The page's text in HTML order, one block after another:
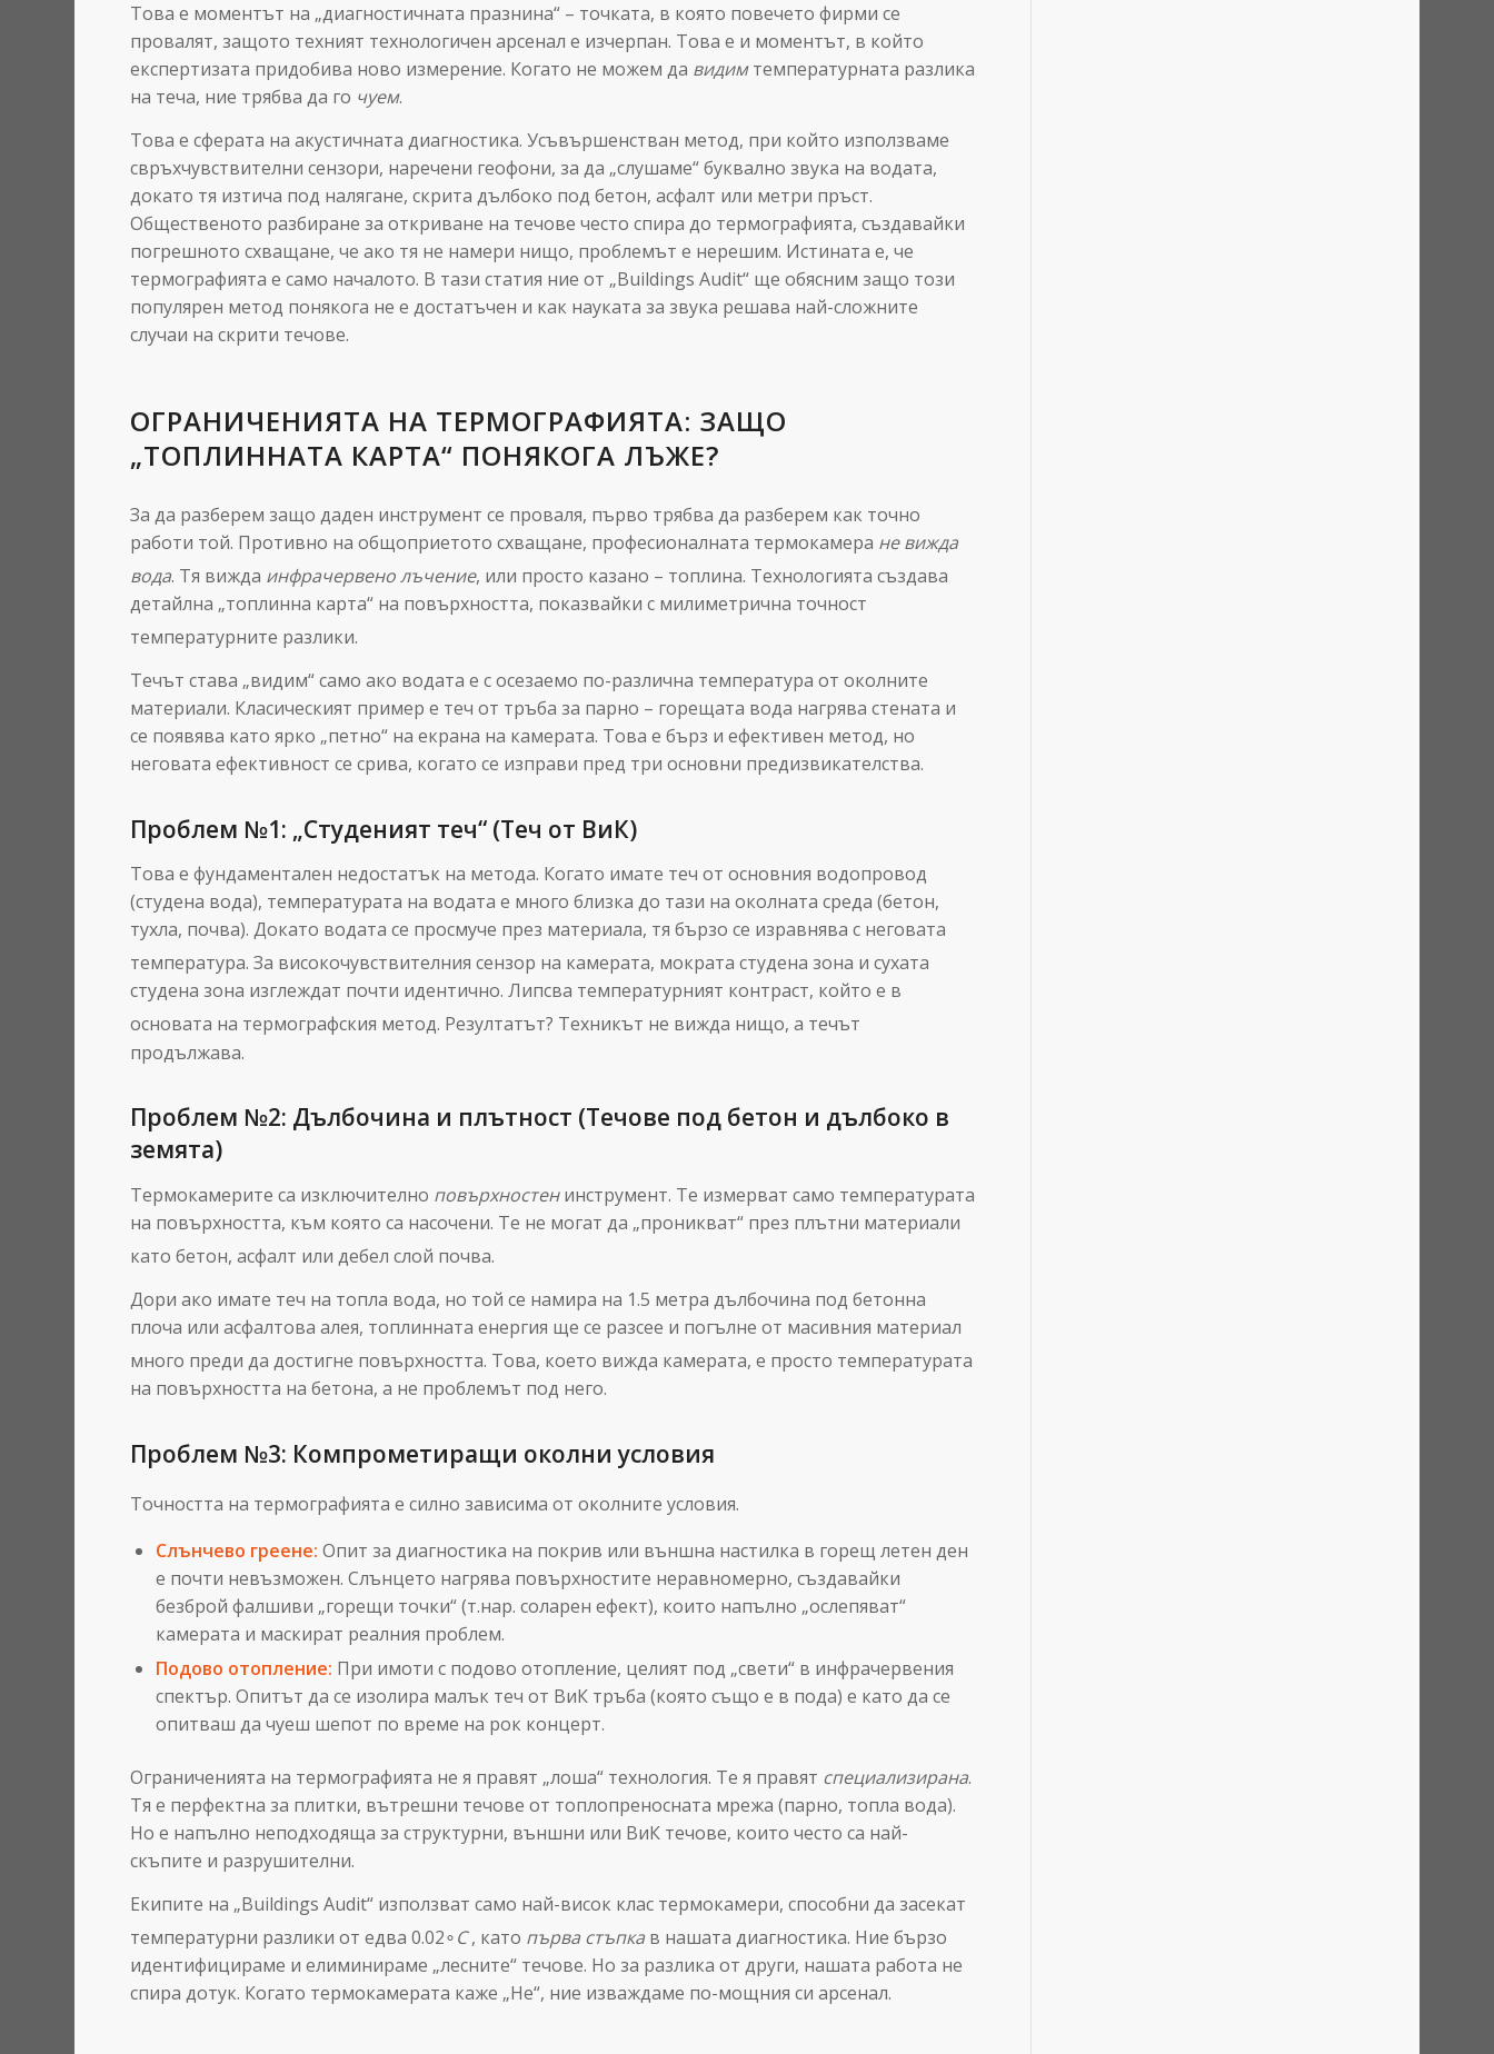
Това е моментът на „диагностичната празнина“ – точката, в която повечето фирми се
провалят, защото техният технологичен арсенал е изчерпан. Това е и моментът, в който
експертизата придобива ново измерение. Когато не можем да видимтемпературната разлика
на теча, ние трябва да го чуем.
Това е сферата на акустичната диагностика. Усъвършенстван метод, при който използваме
свръхчувствителни сензори, наречени геофони, за да „слушаме“ буквално звука на водата,
докато тя изтича под налягане, скрита дълбоко под бетон, асфалт или метри пръст.
Общественото разбиране за откриване на течове често спира до термографията, създавайки
погрешното схващане, че ако тя не намери нищо, проблемът е нерешим. Истината е, че
термографията е само началото. В тази статия ние от „Buildings Audit“ ще обясним защо този
популярен метод понякога не е достатъчен и как науката за звука решава най-сложните
случаи на скрити течове.
ОГРАНИЧЕНИЯТА НА ТЕРМОГРАФИЯТА: ЗАЩО
„ТОПЛИННАТА КАРТА“ ПОНЯКОГА ЛЪЖЕ?
За да разберем защо даден инструмент се проваля, първо трябва да разберем как точно
работи той. Противно на общоприетото схващане, професионалната термокамера не вижда
вода. Тя вижда инфрачервено лъчение, или просто казано – топлина. Технологията създава
детайлна „топлинна карта“ на повърхността, показвайки с милиметрична точност
температурните разлики.
Течът става „видим“ само ако водата е с осезаемо по-различна температура от околните
материали. Класическият пример е теч от тръба за парно – горещата вода нагрява стената и
се появява като ярко „петно“ на екрана на камерата. Това е бърз и ефективен метод, но
неговата ефективност се срива, когато се изправи пред три основни предизвикателства.
Проблем №1: „Студеният теч“ (Теч от ВиК)
Това е фундаментален недостатък на метода. Когато имате теч от основния водопровод
(студена вода), температурата на водата е много близка до тази на околната среда (бетон,
тухла, почва). Докато водата се просмуче през материала, тя бързо се изравнява с неговата
температура. За високочувствителния сензор на камерата, мократа студена зона и сухата
студена зона изглеждат почти идентично. Липсва температурният контраст, който е в
основата на термографския метод. Резултатът? Техникът не вижда нищо, а течът
продължава.
Проблем №2: Дълбочина и плътност (Течове под бетон и дълбоко в
земята)
Термокамерите са изключително повърхностенинструмент. Те измерват само температурата
на повърхността, към която са насочени. Те не могат да „проникват“ през плътни материали
като бетон, асфалт или дебел слой почва.
Дори ако имате теч на топла вода, но той се намира на 1.5 метра дълбочина под бетонна
плоча или асфалтова алея, топлинната енергия ще се разсее и погълне от масивния материал
много преди да достигне повърхността. Това, което вижда камерата, е просто температурата
на повърхността на бетона, а не проблемът под него.
Проблем №3: Компрометиращи околни условия
Точността на термографията е силно зависима от околните условия.
Слънчево греене: Опит за диагностика на покрив или външна настилка в горещ летен ден
е почти невъзможен. Слънцето нагрява повърхностите неравномерно, създавайки
безброй фалшиви „горещи точки“ (т.нар. соларен ефект), които напълно „ослепяват“
камерата и маскират реалния проблем.
Подово отопление: При имоти с подово отопление, целият под „свети“ в инфрачервения
спектър. Опитът да се изолира малък теч от ВиК тръба (която също е в пода) е като да се
опитваш да чуеш шепот по време на рок концерт.
Ограниченията на термографията не я правят „лоша“ технология. Те я правят специализирана.
Тя е перфектна за плитки, вътрешни течове от топлопреносната мрежа (парно, топла вода).
Но е напълно неподходяща за структурни, външни или ВиК течове, които често са най-
скъпите и разрушителни.
Екипите на „Buildings Audit“ използват само най-висок клас термокамери, способни да засекат
температурни разлики от едва 0.02∘C , като първа стъпка в нашата диагностика. Ние бързо
идентифицираме и елиминираме „лесните“ течове. Но за разлика от други, нашата работа не
спира дотук. Когато термокамерата каже „Не“, ние изваждаме по-мощния си арсенал.